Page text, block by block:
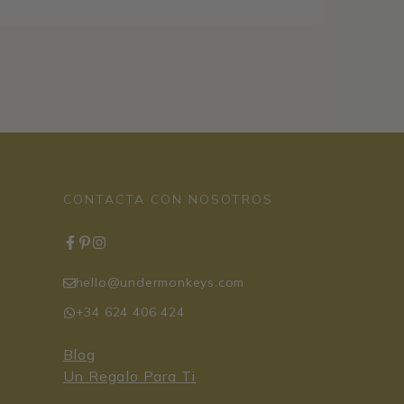
CONTACTA CON NOSOTROS
hello@undermonkeys.com
+34 624 406 424
Blog
Un Regalo Para Ti